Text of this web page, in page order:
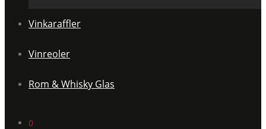
Vinkaraffler
Vinreoler
Rom & Whisky Glas
0